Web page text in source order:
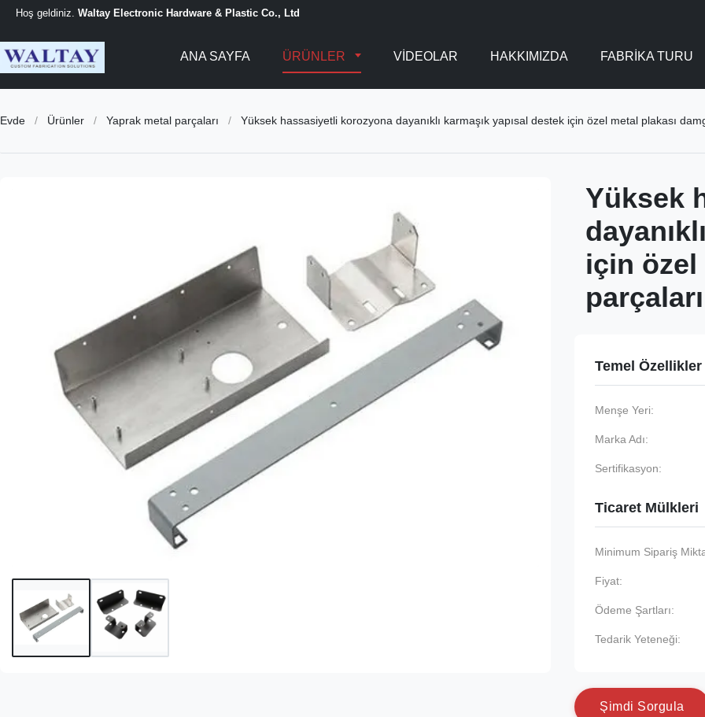
Hoş geldiniz. Waltay Electronic Hardware & Plastic Co., Ltd
ANA SAYFA ÜRÜNLER VİDEOLAR HAKKIMIZDA FABRIKA TURU
Evde / Ürünler / Yaprak metal parçaları / Yüksek hassasiyetli korozyona dayanıklı karmaşık yapısal destek için özel metal plakası
Yüksek
için özel
parçaları
Temel Özellikler
Menşe Yeri:
Marka Adı:
Sertifikasyon:
Ticaret Mülkleri
Minimum Sipariş
Fiyat:
Ödeme Şartları:
Tedarik Yeteneği:
Şimdi Sorgu a